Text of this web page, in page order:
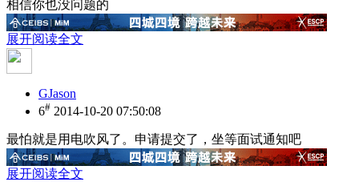
相信你也没问题的
展开阅读全文
GJason
6# 2014-10-20 07:50:08
最怕就是用电吹风了。申请提交了，坐等面试通知吧
展开阅读全文